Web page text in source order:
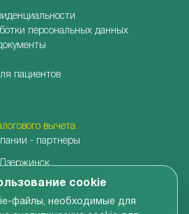
cookie
файлы, необходимые для
персональных данных
пациентов
вычета
- партнеры
плода